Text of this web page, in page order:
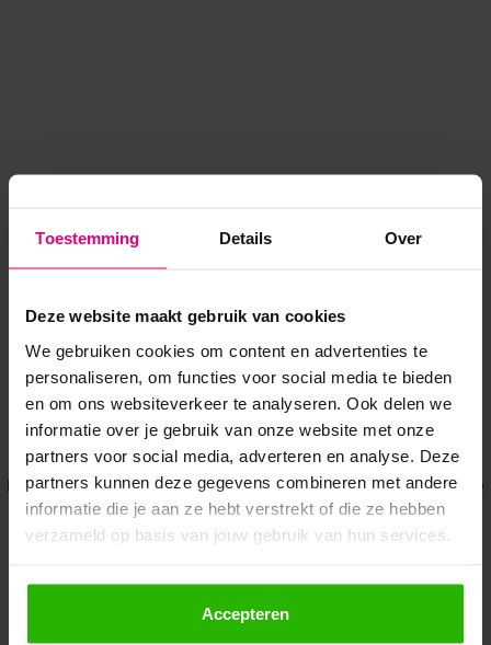
Toestemming Details Over
Deze website maakt gebruik van cookies
We gebruiken cookies om content en advertenties te
personaliseren, om functies voor social media te bieden
en om ons websiteverkeer te analyseren. Ook delen we
informatie over je gebruik van onze website met onze
partners voor social media, adverteren en analyse. Deze
partners kunnen deze gegevens combineren met andere
informatie die je aan ze hebt verstrekt of die ze hebben
verzameld op basis van jouw gebruik van hun services.
Als je op "Accepteer" klikt, dan geef je Voordeeluitjes.nl
toestemming om cookies voor social media en
gepersonaliseerde advertenties te plaatsen.
Accepteren
Application error: a client-side exception has occurred while
loadingwww.voordeeluitjes.nl (see the browser console for more
information).